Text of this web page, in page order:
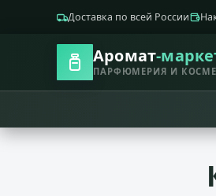
Доставка по всей России
Аромат-
ПАРФЮМЕРИЯ И